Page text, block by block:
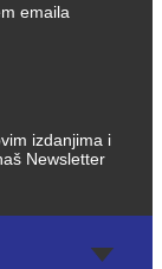
emaila
izdanjima i
Newsletter